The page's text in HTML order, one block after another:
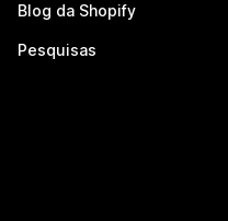
Blog da Shopify
Pesquisas